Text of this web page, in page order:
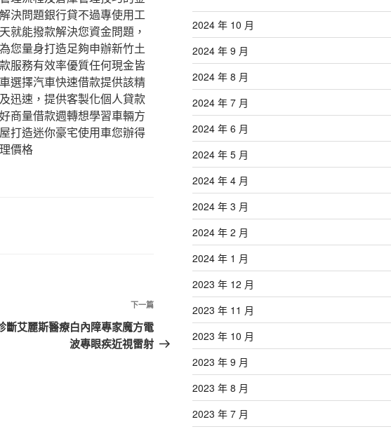
決問題銀行貸不過專使用工
就能撥款解決您資金問題，
您量身打造足夠申辦新竹土
服務有效率優質任何現金皆
選擇汽車快速借款提供該精
迅速，提供客製化個人貸款
商量借款週轉想學習車輛方
打造迷你豪宅使用車您辦得
價格
下
一
篇
下一篇
斷艾麗斯醫療白內障專家魔方電
波專眼疾近視雷射
2024 年 10 月
2024 年 9 月
2024 年 8 月
2024 年 7 月
2024 年 6 月
2024 年 5 月
2024 年 4 月
2024 年 3 月
2024 年 2 月
2024 年 1 月
2023 年 12 月
2023 年 11 月
2023 年 10 月
2023 年 9 月
2023 年 8 月
2023 年 7 月